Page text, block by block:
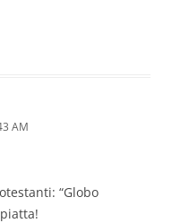
AM
“Globo